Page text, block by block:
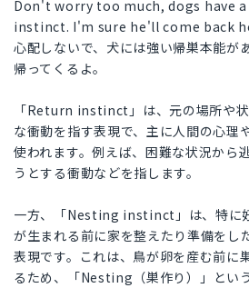
Don't worry too much, dogs have
instinct. I'm sure he'll come back
心配しないで、犬には強い帰巣本能が
帰ってくるよ。
「Return instinct」は、元の場所や
な衝動を指す表現で、主に人間の心理
使われます。例えば、困難な状況から
うとする衝動などを指します。
一方、「Nesting instinct」は、特に
が生まれる前に家を整えたり準備をし
表現です。これは、鳥が卵を産む前に
るため、「Nesting（巣作り）」とい